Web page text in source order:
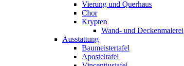
Vierung und Querhaus
Chor
Krypten
Wand- und Deckenmalerei
Ausstattung
Baumeistertafel
Aposteltafel